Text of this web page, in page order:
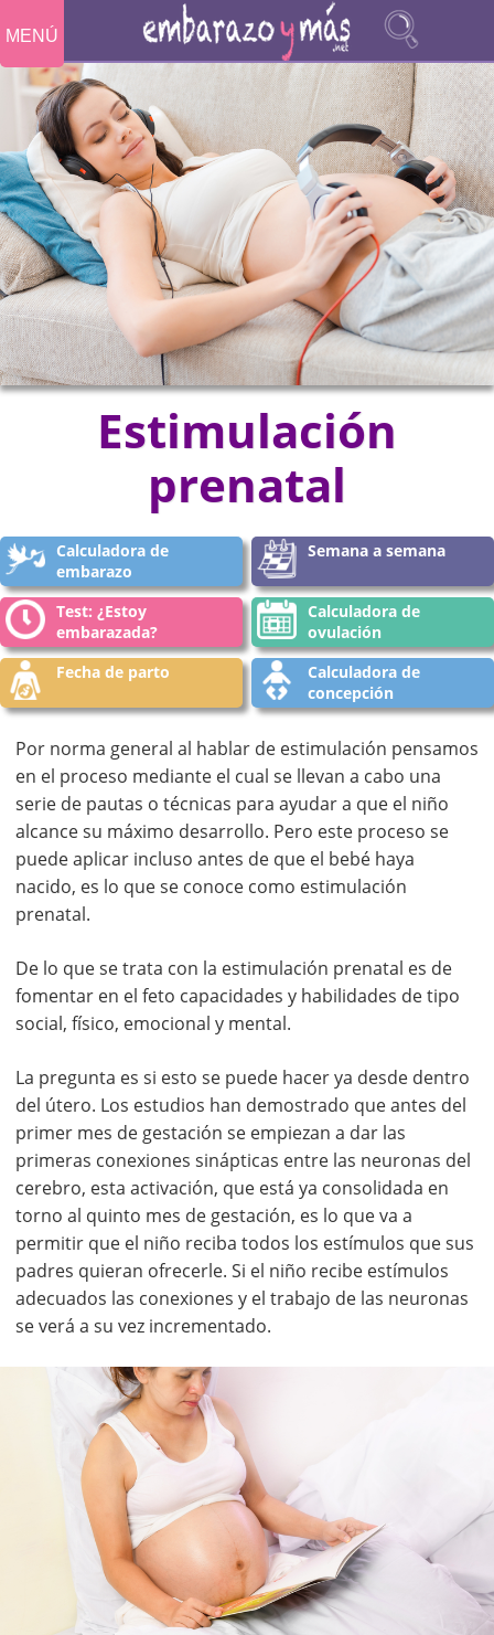
MENÚ
Estimulación
prenatal
Calculadora de
embarazo
Semana a semana
Test: ¿Estoy
embarazada?
Calculadora de
ovulación
Fecha de parto
Calculadora de
concepción
Por norma general al hablar de estimulación pensamos
en el proceso mediante el cual se llevan a cabo una
serie de pautas o técnicas para ayudar a que el niño
alcance su máximo desarrollo. Pero este proceso se
puede aplicar incluso antes de que el bebé haya
nacido, es lo que se conoce como estimulación
prenatal.
De lo que se trata con la estimulación prenatal es de
fomentar en el feto capacidades y habilidades de tipo
social, físico, emocional y mental.
La pregunta es si esto se puede hacer ya desde dentro
del útero. Los estudios han demostrado que antes del
primer mes de gestación se empiezan a dar las
primeras conexiones sinápticas entre las neuronas del
cerebro, esta activación, que está ya consolidada en
torno al quinto mes de gestación, es lo que va a
permitir que el niño reciba todos los estímulos que sus
padres quieran ofrecerle. Si el niño recibe estímulos
adecuados las conexiones y el trabajo de las neuronas
se verá a su vez incrementado.